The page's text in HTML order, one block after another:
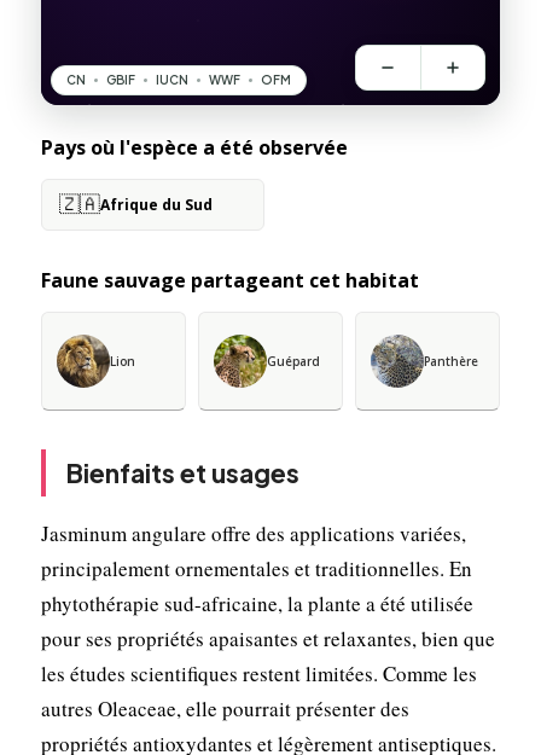
Pays où l'espèce a été observée
🇿🇦Afrique du Sud
Faune sauvage partageant cet habitat
Lion Guépard Panthère
Bienfaits et usages
Jasminum angulare offre des applications variées,
principalement ornementales et traditionnelles. En
phytothérapie sud-africaine, la plante a été utilisée
pour ses propriétés apaisantes et relaxantes, bien que
les études scientifiques restent limitées. Comme les
autres Oleaceae, elle pourrait présenter des
propriétés antioxydantes et légèrement antiseptiques.